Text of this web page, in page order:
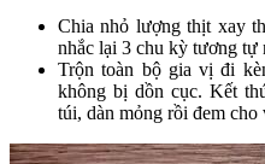
Chia nhỏ lượng thịt xay
nhắc lại 3 chu kỳ tương tự
Trộn toàn bộ gia vị đi
không bị dồn cục. Kết
túi, dàn mỏng rồi đem cho